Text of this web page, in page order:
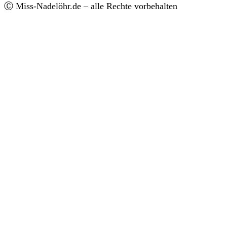
Ⓒ Miss-Nadelöhr.de – alle Rechte vorbehalten